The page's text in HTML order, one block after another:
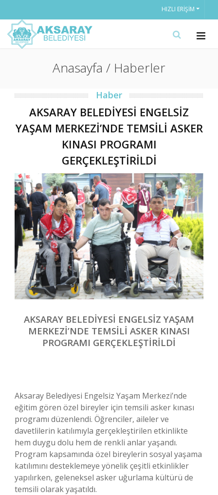
HIZLI ERIŞIM
Anasayfa / Haberler
Haber
AKSARAY BELEDİYESİ ENGELSİZ
YAŞAM MERKEZİ’NDE TEMSİLİ ASKER
KINASI PROGRAMI
GERÇEKLEŞTİRİLDİ
AKSARAY BELEDİYESİ ENGELSİZ YAŞAM
MERKEZİ’NDE TEMSİLİ ASKER KINASI
PROGRAMI GERÇEKLEŞTİRİLDİ
Aksaray Belediyesi Engelsiz Yaşam Merkezi’nde
eğitim gören özel bireyler için temsili asker kınası
programı düzenlendi. Öğrenciler, aileler ve
davetlilerin katılımıyla gerçekleştirilen etkinlikte
hem duygu dolu hem de renkli anlar yaşandı.
Program kapsamında özel bireylerin sosyal yaşama
katılımını desteklemeye yönelik çeşitli etkinlikler
yapılırken, geleneksel asker uğurlama kültürü de
temsili olarak yaşatıldı.